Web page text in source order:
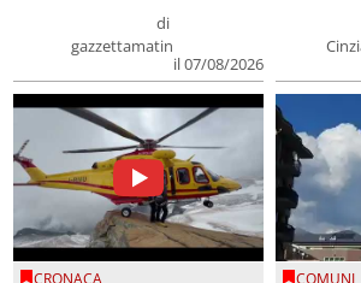
di
gazzettamatin
il 07/08/2026
CRONACA COMUNI